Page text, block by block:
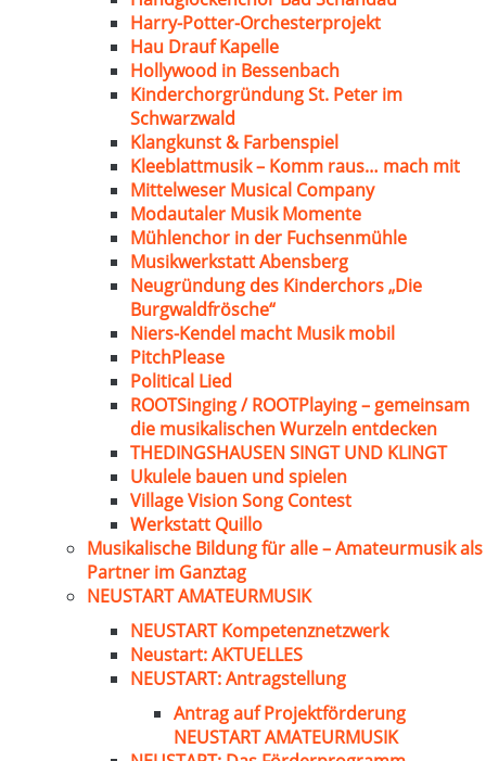
Harry-Potter-Orchesterprojekt
Hau Drauf Kapelle
Hollywood in Bessenbach
Kinderchorgründung St. Peter im
Schwarzwald
Klangkunst & Farbenspiel
Kleeblattmusik – Komm raus… mach mit
Mittelweser Musical Company
Modautaler Musik Momente
Mühlenchor in der Fuchsenmühle
Musikwerkstatt Abensberg
Neugründung des Kinderchors „Die
Burgwaldfrösche“
Niers-Kendel macht Musik mobil
PitchPlease
Political Lied
ROOTSinging / ROOTPlaying – gemeinsam
die musikalischen Wurzeln entdecken
THEDINGSHAUSEN SINGT UND KLINGT
Ukulele bauen und spielen
Village Vision Song Contest
Werkstatt Quillo
Musikalische Bildung für alle – Amateurmusik als
Partner im Ganztag
NEUSTART AMATEURMUSIK
NEUSTART Kompetenznetzwerk
Neustart: AKTUELLES
NEUSTART: Antragstellung
Antrag auf Projektförderung
NEUSTART AMATEURMUSIK